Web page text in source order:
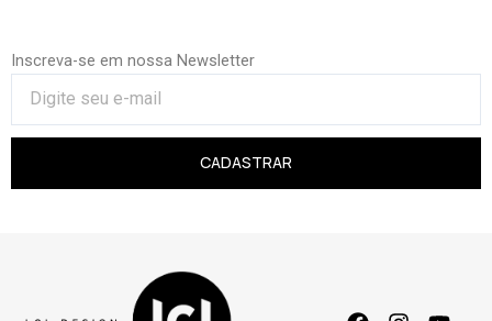
Inscreva-se em nossa Newsletter
CADASTRAR